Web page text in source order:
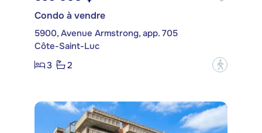
Condo à vendre
5900, Avenue Armstrong, app. 705
Côte-Saint-Luc
3
2 ?